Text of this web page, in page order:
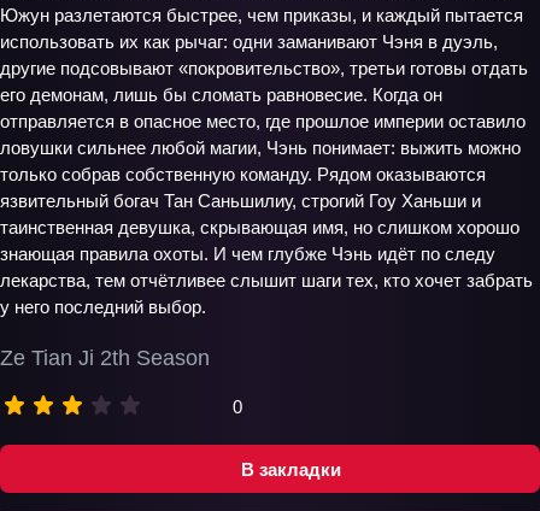
В закладки
Ze Tian Ji 2th Season
0
Южун разлетаются быстрее, чем приказы, и каждый пытается
использовать их как рычаг: одни заманивают Чэня в дуэль,
другие подсовывают «покровительство», третьи готовы отдать
его демонам, лишь бы сломать равновесие. Когда он
отправляется в опасное место, где прошлое империи оставило
ловушки сильнее любой магии, Чэнь понимает: выжить можно
только собрав собственную команду. Рядом оказываются
язвительный богач Тан Саньшилиу, строгий Гоу Ханьши и
таинственная девушка, скрывающая имя, но слишком хорошо
знающая правила охоты. И чем глубже Чэнь идёт по следу
лекарства, тем отчётливее слышит шаги тех, кто хочет забрать
у него последний выбор.